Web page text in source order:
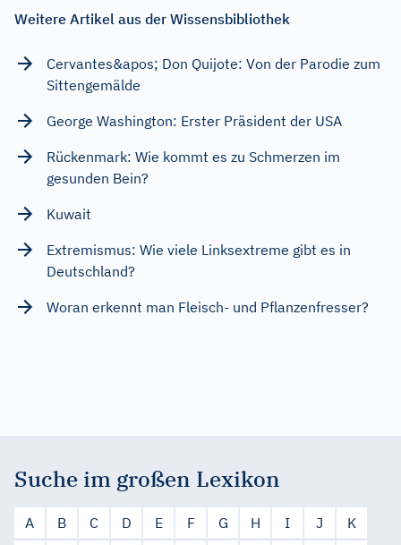
Weitere Artikel aus der Wissensbibliothek
Cervantes&apos; Don Quijote: Von der Parodie zum
Sittengemälde
George Washington: Erster Präsident der USA
Rückenmark: Wie kommt es zu Schmerzen im
gesunden Bein?
Kuwait
Extremismus: Wie viele Linksextreme gibt es in
Deutschland?
Woran erkennt man Fleisch- und Pflanzenfresser?
Suche im großen Lexikon
A B C D E F G H I J
K